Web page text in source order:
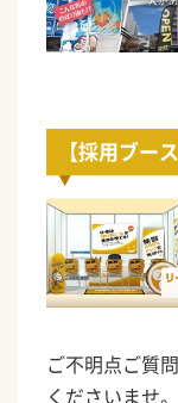
【採用ブー
ご不明点ご質
くださいませ。